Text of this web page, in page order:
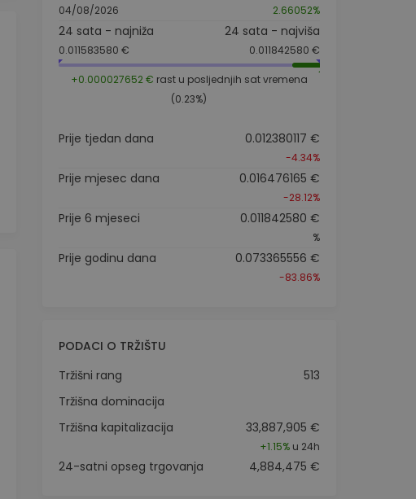
04/08/2026 2.66052%
24 sata - najniža
0.011583580 €
24 sata - najviša
0.011842580 €
+0.000027652 € rast u posljednjih sat vremena
(0.23%)
Prije tjedan dana 0.012380117 €
-4.34%
Prije mjesec dana 0.016476165 €
-28.12%
Prije 6 mjeseci 0.011842580 €
%
Prije godinu dana 0.073365556 €
-83.86%
PODACI O TRŽIŠTU
Tržišni rang
513
Tržišna dominacija
Tržišna kapitalizacija
33,887,905 €
+1.15%u 24h
24-satni opseg trgovanja 4,884,475 €